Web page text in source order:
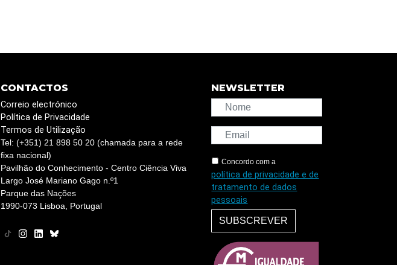
CONTACTOS
Correio electrónico
Política de Privacidade
Termos de Utilização
Tel: (+351) 21 898 50 20 (chamada para a rede
fixa nacional)
Pavilhão do Conhecimento - Centro Ciência Viva
Largo José Mariano Gago n.º1
Parque das Nações
1990-073 Lisboa, Portugal
NEWSLETTER
Concordo com a
política de privacidade e de
tratamento de dados
pessoais
SUBSCREVER